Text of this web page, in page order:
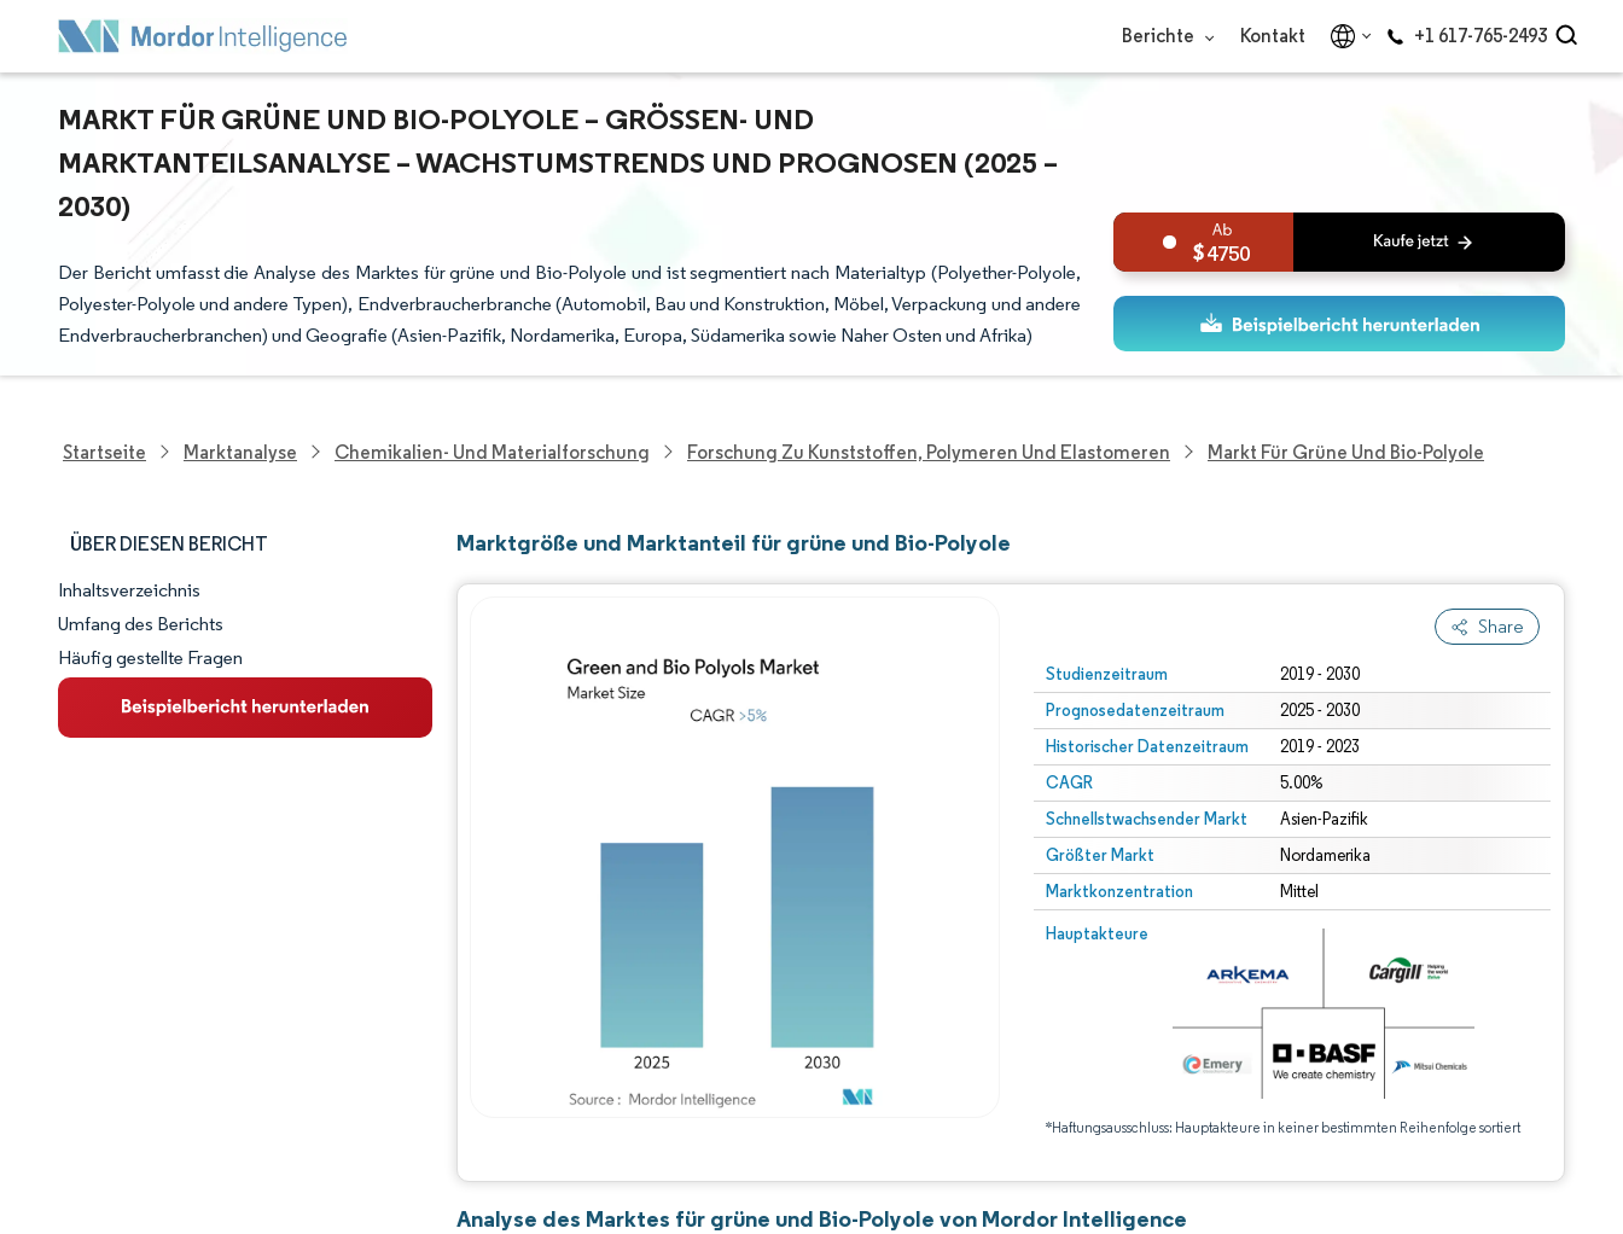
Berichte Kontakt +1 617-765-2493
MARKT FÜR GRÜNE UND BIO-POLYOLE – GRÖSSEN- UND M
ARKTANTEILSANALYSE – WACHSTUMSTRENDS UND PROGNOSEN (2025 – 2
030)
Der Bericht umfasst die Analyse des Marktes für grüne und Bio-Polyole und ist segmentiert nach Materialtyp (Polyether-Polyole,
Polyester-Polyole und andere Typen), Endverbraucherbranche (Automobil, Bau und Konstruktion, Möbel, Verpackung und andere
Endverbraucherbranchen) und Geografie (Asien-Pazifik, Nordamerika, Europa, Südamerika sowie Naher Osten und Afrika)
4750
Startseite Marktanalyse Chemikalien- Und Materialforschung Forschung Zu Kunststoffen, Polymeren Und Elastomeren Markt Für Grüne Und Bio-Polyole
ÜBER DIESEN BERICHT
Marktschnappschuss
Marktübersicht
Wichtige Markttrends
Inhaltsverzeichnis
Umfang des Berichts
Häufig gestellte Fragen
Marktgröße und Marktanteil für grüne und Bio-Polyole
Share
Studienzeitraum 2019 - 2030
Prognosedatenzeitraum 2025 - 2030
Historischer Datenzeitraum 2019 - 2023
CAGR 5.00%
Schnellstwachsender Markt Asien-Pazifik
Größter Markt Nordamerika
Marktkonzentration Mittel
Hauptakteure
*Haftungsausschluss: Hauptakteure in keiner bestimmten Reihenfolge sortiert
Bild © Mordor Intelligence. Wiederverwendung erfordert Namensnennung gemäß CC BY 4.0.
Analyse des Marktes für grüne und Bio-Polyole von Mordor Intelligence